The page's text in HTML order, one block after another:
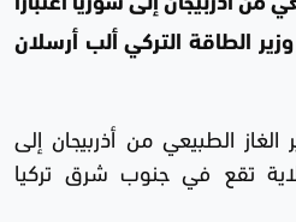
الطاقة التركي ألب أرسلان
الطبيعي من أذربيجان إلى
تقع في جنوب شرق تركيا